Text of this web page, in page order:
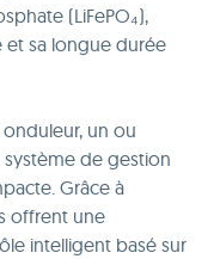
(LiFePO₄),
et sa longue durée
un ou
de gestion
Grâce à
offrent une
intelligent basé sur